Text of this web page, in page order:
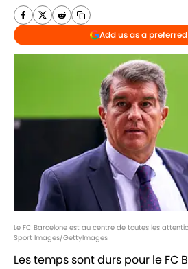
Add us as a
Le FC Barcelone est au centre de toutes les
Sport Images/GettyImages
Les temps sont durs pour le FC